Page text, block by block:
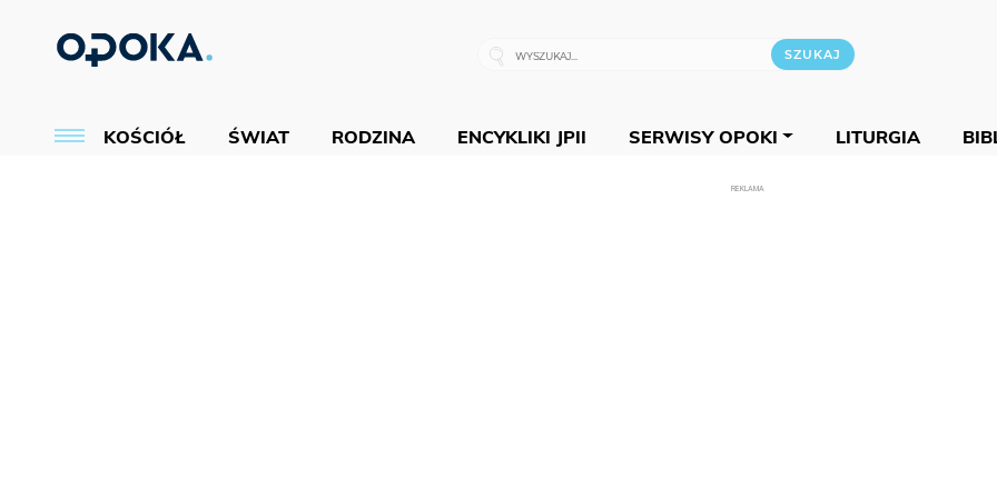
KOŚCIÓŁ ŚWIAT RODZINA ENCYKLIKI JPII SERWISY OPOKI LITURGIA
REKLAMA